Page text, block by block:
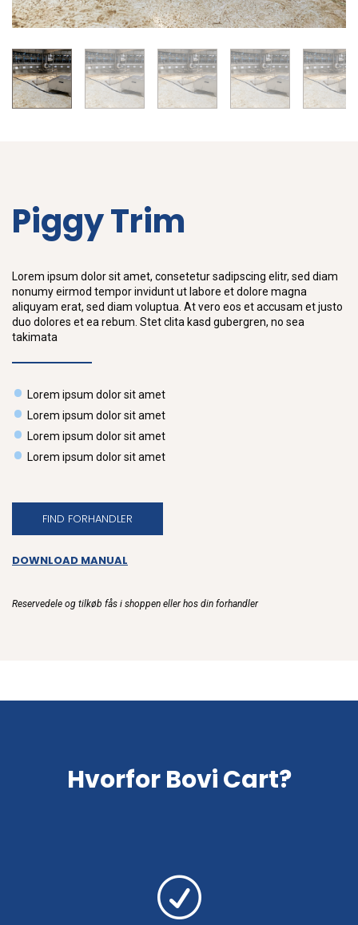
Piggy Trim
Lorem ipsum dolor sit amet, consetetur sadipscing elitr, sed diam
nonumy eirmod tempor invidunt ut labore et dolore magna
aliquyam erat, sed diam voluptua. At vero eos et accusam et justo
duo dolores et ea rebum. Stet clita kasd gubergren, no sea
takimata
Lorem ipsum dolor sit amet
Lorem ipsum dolor sit amet
Lorem ipsum dolor sit amet
Lorem ipsum dolor sit amet
FIND FORHANDLER
DOWNLOAD MANUAL
Reservedele og tilkøb fås i shoppen eller hos din forhandler
Hvorfor Bovi Cart?
R